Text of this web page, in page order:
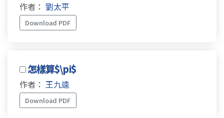
作者： 劉太平
Download PDF
怎樣算$\pi$
作者： 王九逵
Download PDF